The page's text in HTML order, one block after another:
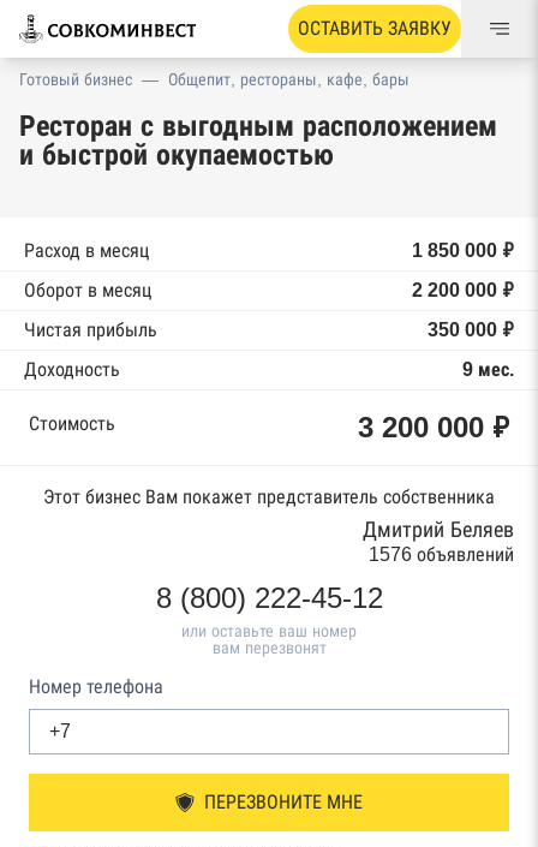
ОСТАВИТЬ ЗАЯВКУ
Готовый бизнес — Общепит, рестораны, кафе, бары
Ресторан с выгодным расположением
и быстрой окупаемостью
Расход в месяц
1 850 000 ₽
Оборот в месяц
2 200 000 ₽
Чистая прибыль
350 000 ₽
Доходность
9 мес.
Стоимость 3 200 000 ₽
Этот бизнес Вам покажет представитель собственника
Дмитрий Беляев
1576 объявлений
8 (800) 222-45-12
или оставьте ваш номер
вам перезвонят
Номер телефона
ПЕРЕЗВОНИТЕ МНЕ